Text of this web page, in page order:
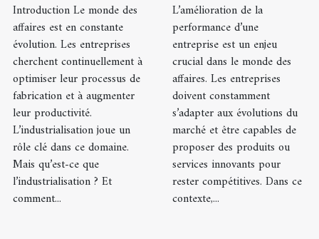
Introduction Le monde des
affaires est en constante
évolution. Les entreprises
cherchent continuellement à
optimiser leur processus de
fabrication et à augmenter
leur productivité.
L’industrialisation joue un
rôle clé dans ce domaine.
Mais qu’est-ce que
l’industrialisation ? Et
comment...
L’amélioration de la
performance d’une
entreprise est un enjeu
crucial dans le monde des
affaires. Les entreprises
doivent constamment
s’adapter aux évolutions du
marché et être capables de
proposer des produits ou
services innovants pour
rester compétitives. Dans ce
contexte,...